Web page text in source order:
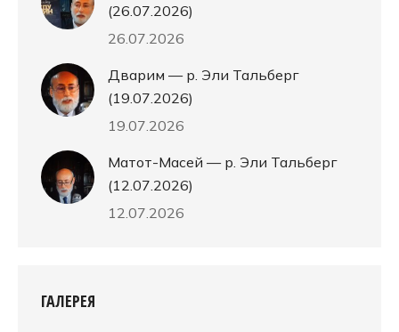
(26.07.2026)
26.07.2026
Дварим — р. Эли Тальберг
(19.07.2026)
19.07.2026
Матот-Масей — р. Эли Тальберг
(12.07.2026)
12.07.2026
ГАЛЕРЕЯ